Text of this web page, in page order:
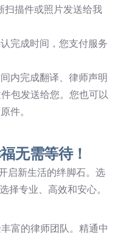
描件或照片发送给我
完成时间，您支付服务
内完成翻译、律师声明
包发送给您。您也可以
件。
无需等待！
启新生活的绊脚石。选
择专业、高效和安心。
富的律师团队。精通中